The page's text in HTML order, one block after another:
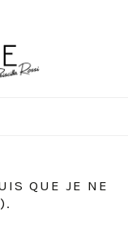
QUE JE NE